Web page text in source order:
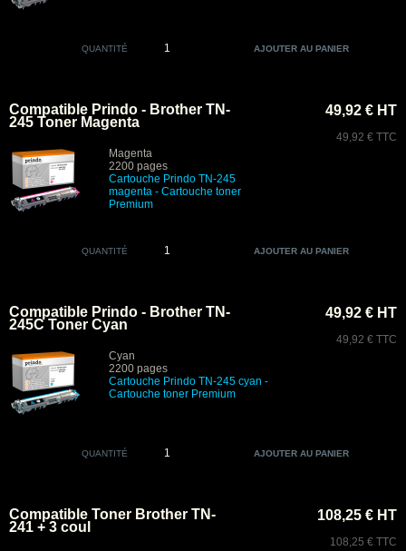
QUANTITÉ
Compatible Prindo - Brother TN-
245 Toner Magenta
Magenta
2200 pages
Cartouche Prindo TN-245
magenta - Cartouche toner
Premium
49,92 € HT
49,92 € TTC
QUANTITÉ
Compatible Prindo - Brother TN-
245C Toner Cyan
Cyan
2200 pages
Cartouche Prindo TN-245 cyan -
Cartouche toner Premium
49,92 € HT
49,92 € TTC
QUANTITÉ
Compatible Toner Brother TN-
241 + 3 coul
108,25 € HT
108,25 € TTC